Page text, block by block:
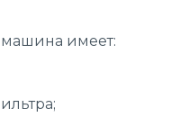
имеет: